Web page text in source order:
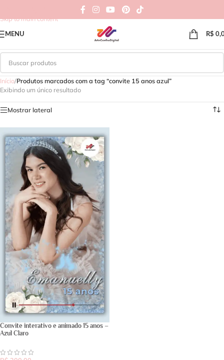
Skip to main content
MENU R$
Início/Produtos marcados com a tag “convite 15 anos azul”
Exibindo um único resultado
Mostrar lateral
Convite interativo e animado 15 anos –
Azul Claro